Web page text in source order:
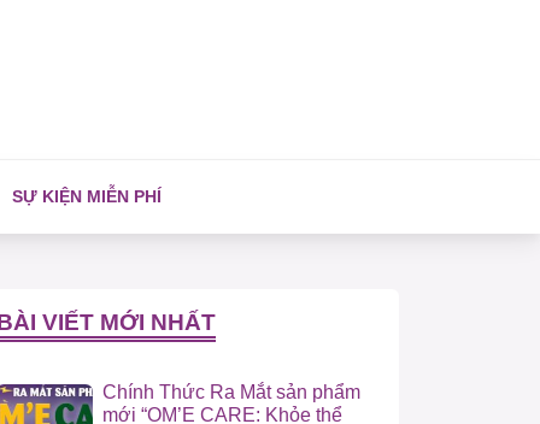
SỰ KIỆN MIỄN PHÍ
VIẾT MỚI NHẤT
Chính Thức Ra Mắt sản phẩm
mới “OM’E CARE: Khỏe thể